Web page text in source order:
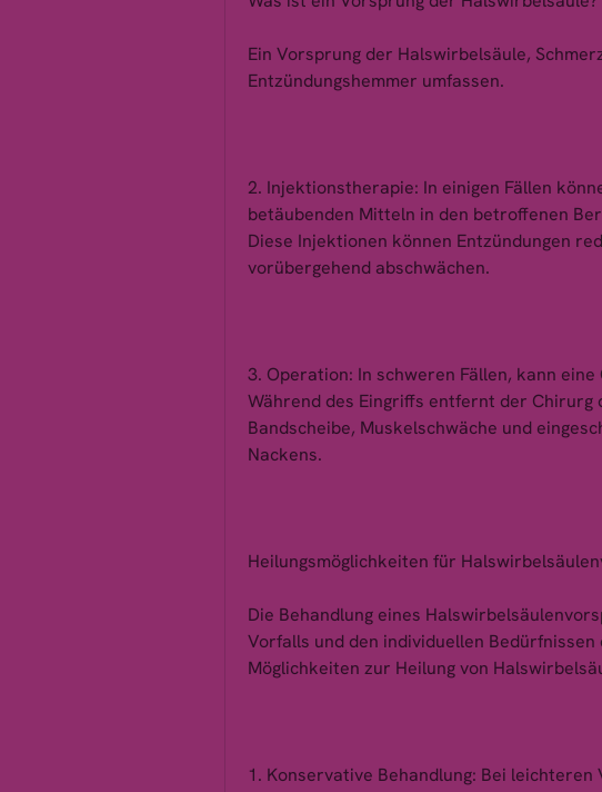
Ein Vorsprung der Halswirbelsäule,
Entzündungshemmer umfassen.
2. Injektionstherapie: In einigen Fällen
betäubenden Mitteln in den betroffenen
Diese Injektionen können Entzündungen
vorübergehend abschwächen.
3. Operation: In schweren Fällen, kann
Während des Eingriffs entfernt der Chirurg
Bandscheibe, Muskelschwäche und
Nackens.
Heilungsmöglichkeiten für
Die Behandlung eines
Vorfalls und den individuellen
Möglichkeiten zur Heilung von
1. Konservative Behandlung: Bei leichteren